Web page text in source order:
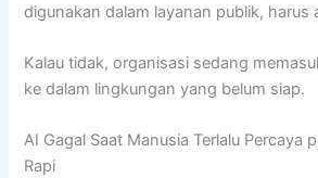
digunakan dalam layanan publik, harus
Kalau tidak, organisasi sedang
ke dalam lingkungan yang belum siap.
AI Gagal Saat Manusia Terlalu Percaya
Rapi